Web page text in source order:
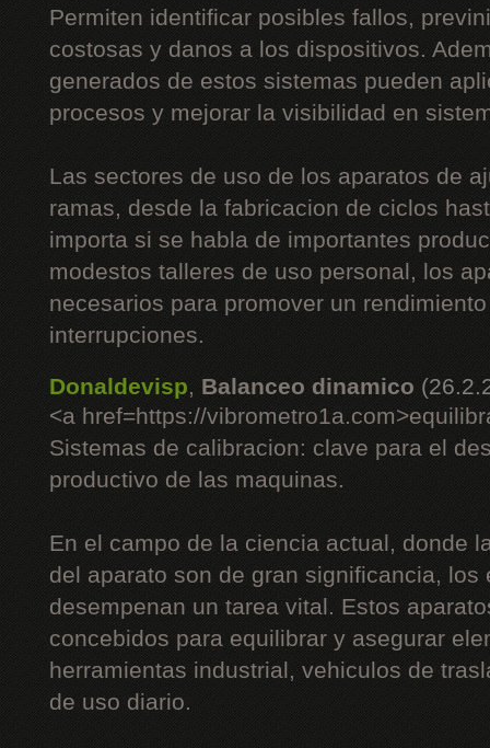
Permiten identificar posibles fallos,
costosas y danos a los dispositivos.
generados de estos sistemas pueden
procesos y mejorar la visibilidad en
Las sectores de uso de los aparatos de
ramas, desde la fabricacion de ciclos
importa si se habla de importantes
modestos talleres de uso personal, los
necesarios para promover un
interrupciones.
Donaldevisp, Balanceo dinamico
<a href=https://
Sistemas de calibracion: clave para el
productivo de las maquinas.
En el campo de la ciencia actual, donde
del aparato son de gran significancia, los
desempenan un tarea vital. Estos
concebidos para equilibrar y asegurar
herramientas industrial, vehiculos de
de uso diario.